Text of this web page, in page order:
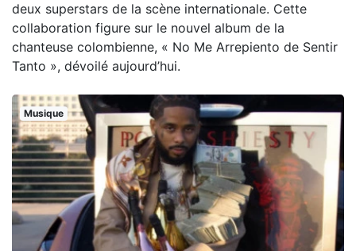
deux superstars de la scène internationale. Cette
collaboration figure sur le nouvel album de la
chanteuse colombienne, « No Me Arrepiento de Sentir
Tanto », dévoilé aujourd’hui.
Musique